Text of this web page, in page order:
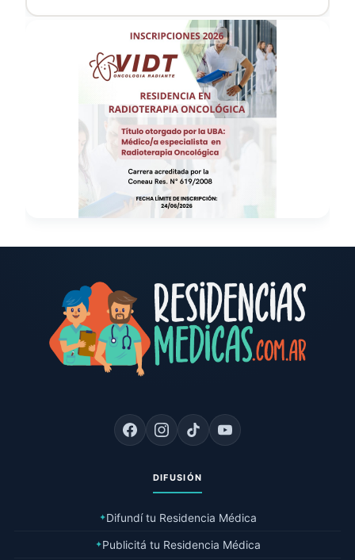
DIFUSIÓN
✦Difundí tu Residencia Médica
✦Publicitá tu Residencia Médica